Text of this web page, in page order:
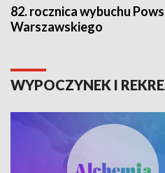
82. rocznica wybuchu
Warszawskiego
WYPOCZYNEK I